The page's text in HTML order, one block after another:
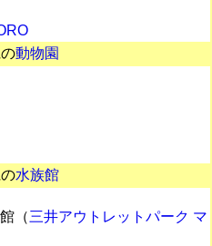
動物園
水族館
（三井アウトレットパーク マ